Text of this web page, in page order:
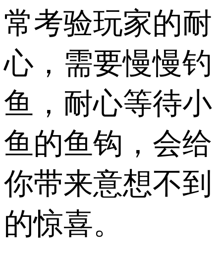
常考验玩家的耐
心，需要慢慢钓
鱼，耐心等待小
鱼的鱼钩，会给
你带来意想不到
的惊喜。